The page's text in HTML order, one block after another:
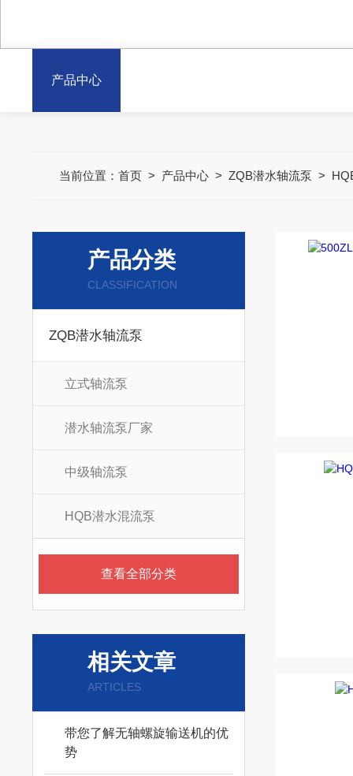
产品中心
当前位置： 首页> 产品中心> ZQB潜水轴流泵 >
产品分类
CLASSIFICATION
ZQB潜水轴流泵
立式轴流泵
潜水轴流泵厂家
中级轴流泵
HQB潜水混流泵
查看全部分类
相关文章
ARTICLES
带您了解无轴螺旋输送机的优
势